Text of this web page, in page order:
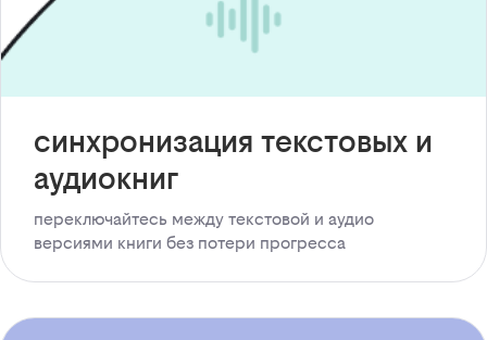
синхронизация текстовых и
аудиокниг
переключайтесь между текстовой и аудио
версиями книги без потери прогресса